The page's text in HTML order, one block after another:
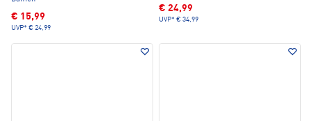
€ 15,99
UVP* € 24,99
€ 24,99
UVP* € 34,99